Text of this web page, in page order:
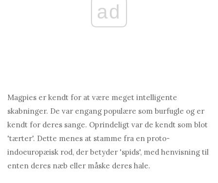
ad
Magpies er kendt for at være meget intelligente
skabninger. De var engang populære som burfugle og er
kendt for deres sange. Oprindeligt var de kendt som blot
'tærter'. Dette menes at stamme fra en proto-
indoeuropæisk rod, der betyder 'spids', med henvisning til
enten deres næb eller måske deres hale.